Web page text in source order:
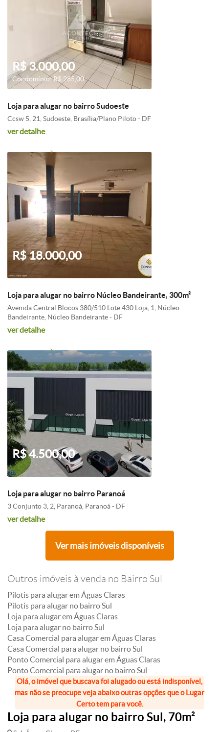
R$ 3.000,00
Condomínio: R$ 285,00
Loja para alugar no bairro Sudoeste
Ccsw 5, 21, Sudoeste, Brasília/Plano Piloto - DF
ver detalhe
R$ 18.000,00
Loja para alugar no bairro Núcleo Bandeirante, 300m²
Avenida Central Blocos 380/510 Lote 430 Loja, 1, Núcleo
Bandeirante, Núcleo Bandeirante - DF
ver detalhe
R$ 4.500,00
Loja para alugar no bairro Paranoá
3 Conjunto 3, 2, Paranoá, Paranoá - DF
ver detalhe
Ver mais imóveis disponíveis
Outros imóveis à venda no Bairro Sul
Pilotis para alugar em Águas Claras
Pilotis para alugar no bairro Sul
Loja para alugar em Águas Claras
Loja para alugar no bairro Sul
Casa Comercial para alugar em Águas Claras
Casa Comercial para alugar no bairro Sul
Ponto Comercial para alugar em Águas Claras
Ponto Comercial para alugar no bairro Sul
Olá, o imóvel que buscava foi alugado ou está indisponível,
mas não se preocupe veja abaixo outras opções que o Lugar
Certo tem para você.
Loja para alugar no bairro Sul, 70m²